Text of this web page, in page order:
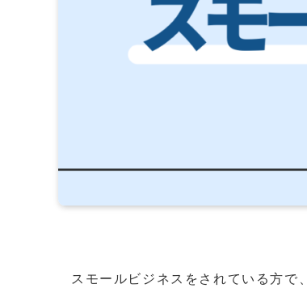
スモールビジネスをされている方で、